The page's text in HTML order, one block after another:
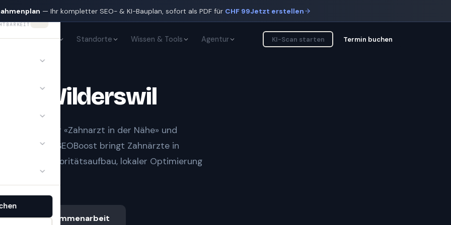
— Ihr kompletter SEO- & KI-Bauplan, sofort als PDF für CHF 99Jetzt erstellen
KI-Sichtbarkeit Standorte Wissen & Tools Agentur KI-Scan starten Termin buchen
inWilderswil
Notfall» oder «Zahnarzt in der Nähe» und
Treffern.
SEOBoost bringt Zahnärzte in
Autoritätsaufbau, lokaler Optimierung
Ablauf & Zusammenarbeit